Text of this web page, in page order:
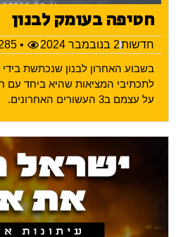
חטיפה בעומק לבנון
חדשות2 בנובמבר 2024
• 4,285
בשבוע האחרון לבנון שנכתשת
לתכתיבי המציאות שהיא ביחד עם
על עצמם ב3 העשורים האחרונים.